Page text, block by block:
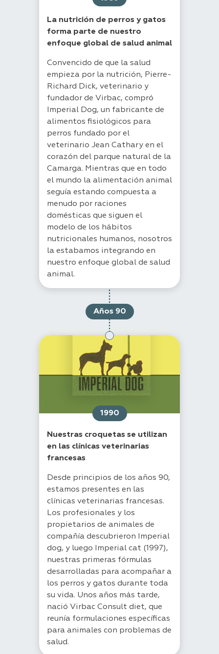
La nutrición de perros y gatos
forma parte de nuestro
enfoque global de salud animal
Convencido de que la salud
empieza por la nutrición, Pierre-
Richard Dick, veterinario y
fundador de Virbac, compró
Imperial Dog, un fabricante de
alimentos fisiológicos para
perros fundado por el
veterinario Jean Cathary en el
corazón del parque natural de la
Camarga. Mientras que en todo
el mundo la alimentación animal
seguía estando compuesta a
menudo por raciones
domésticas que siguen el
modelo de los hábitos
nutricionales humanos, nosotros
la estabamos integrando en
nuestro enfoque global de salud
animal.
Años 90
1990
Nuestras croquetas se utilizan
en las clínicas veterinarias
francesas
Desde principios de los años 90,
estamos presentes en las
clínicas veterinarias francesas.
Los profesionales y los
propietarios de animales de
compañía descubrieron Imperial
dog, y luego Imperial cat (1997),
nuestras primeras fórmulas
desarrolladas para acompañar a
los perros y gatos durante toda
su vida. Unos años más tarde,
nació Virbac Consult diet, que
reunía formulaciones específicas
para animales con problemas de
salud.